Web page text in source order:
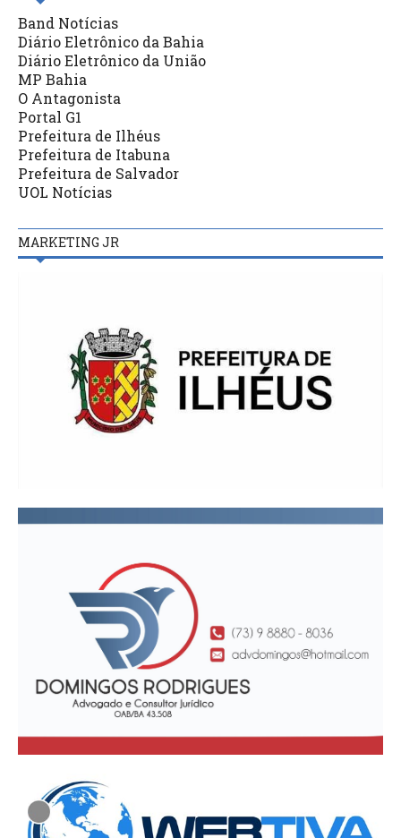
Band Notícias
Diário Eletrônico da Bahia
Diário Eletrônico da União
MP Bahia
O Antagonista
Portal G1
Prefeitura de Ilhéus
Prefeitura de Itabuna
Prefeitura de Salvador
UOL Notícias
MARKETING JR